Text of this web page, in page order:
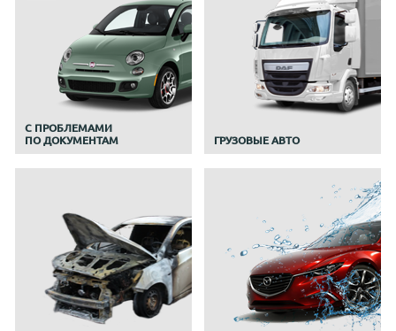
C ПРОБЛЕМАМИ
ПО ДОКУМЕНТАМ
ГРУЗОВЫЕ АВТО